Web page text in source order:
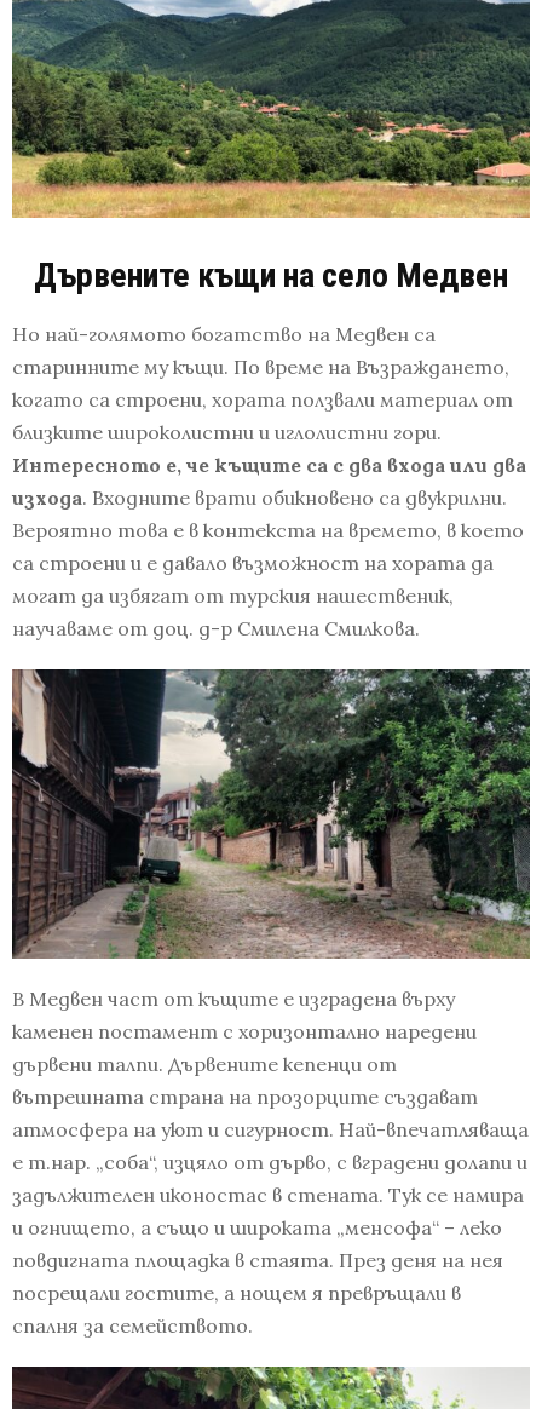
Дървените къщи на село Медвен
Но най-голямото богатство на Медвен са
старинните му къщи. По време на Възраждането,
когато са строени, хората ползвали материал от
близките широколистни и иглолистни гори.
Интересното е, че къщите са с два входа или два
изхода. Входните врати обикновено са двукрилни.
Вероятно това е в контекста на времето, в което
са строени и е давало възможност на хората да
могат да избягат от турския нашественик,
научаваме от доц. д-р Смилена Смилкова.
В Медвен част от къщите е изградена върху
каменен постамент с хоризонтално наредени
дървени талпи. Дървените кепенци от
вътрешната страна на прозорците създават
атмосфера на уют и сигурност. Най-впечатляваща
е т.нар. „соба“, изцяло от дърво, с вградени долапи и
задължителен иконостас в стената. Тук се намира
и огнището, а също и широката „менсофа“ – леко
повдигната площадка в стаята. През деня на нея
посрещали гостите, а нощем я превръщали в
спалня за семейството.